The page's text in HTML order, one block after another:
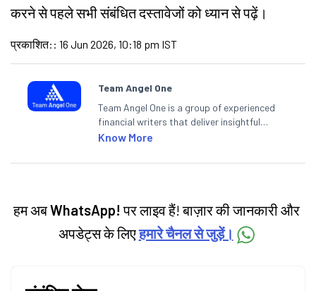
करने से पहले सभी संबंधित दस्तावेजों को ध्यान से पढ़ें।
प्रकाशित: : 16 Jun 2026, 10:18 pm IST
Team Angel One
Team Angel One is a group of experienced
financial writers that deliver insightful
articles on the stock market, IPO, economy,
categories.
Know More
हम अबWhatsApp! पर लाइव हैं! बाज़ार की जानकारी और
अपडेट्स के लिएहमारे चैनल से जुड़ें।